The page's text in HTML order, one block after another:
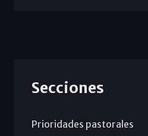
Secciones
Prioridades pastorales